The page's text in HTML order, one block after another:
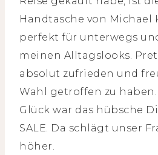
Handtasche von Michael
perfekt für unterwegs
meinen Alltagslooks.
absolut zufrieden und
Wahl getroffen zu
Glück war das hübsche
SALE. Da schlägt unser
höher.